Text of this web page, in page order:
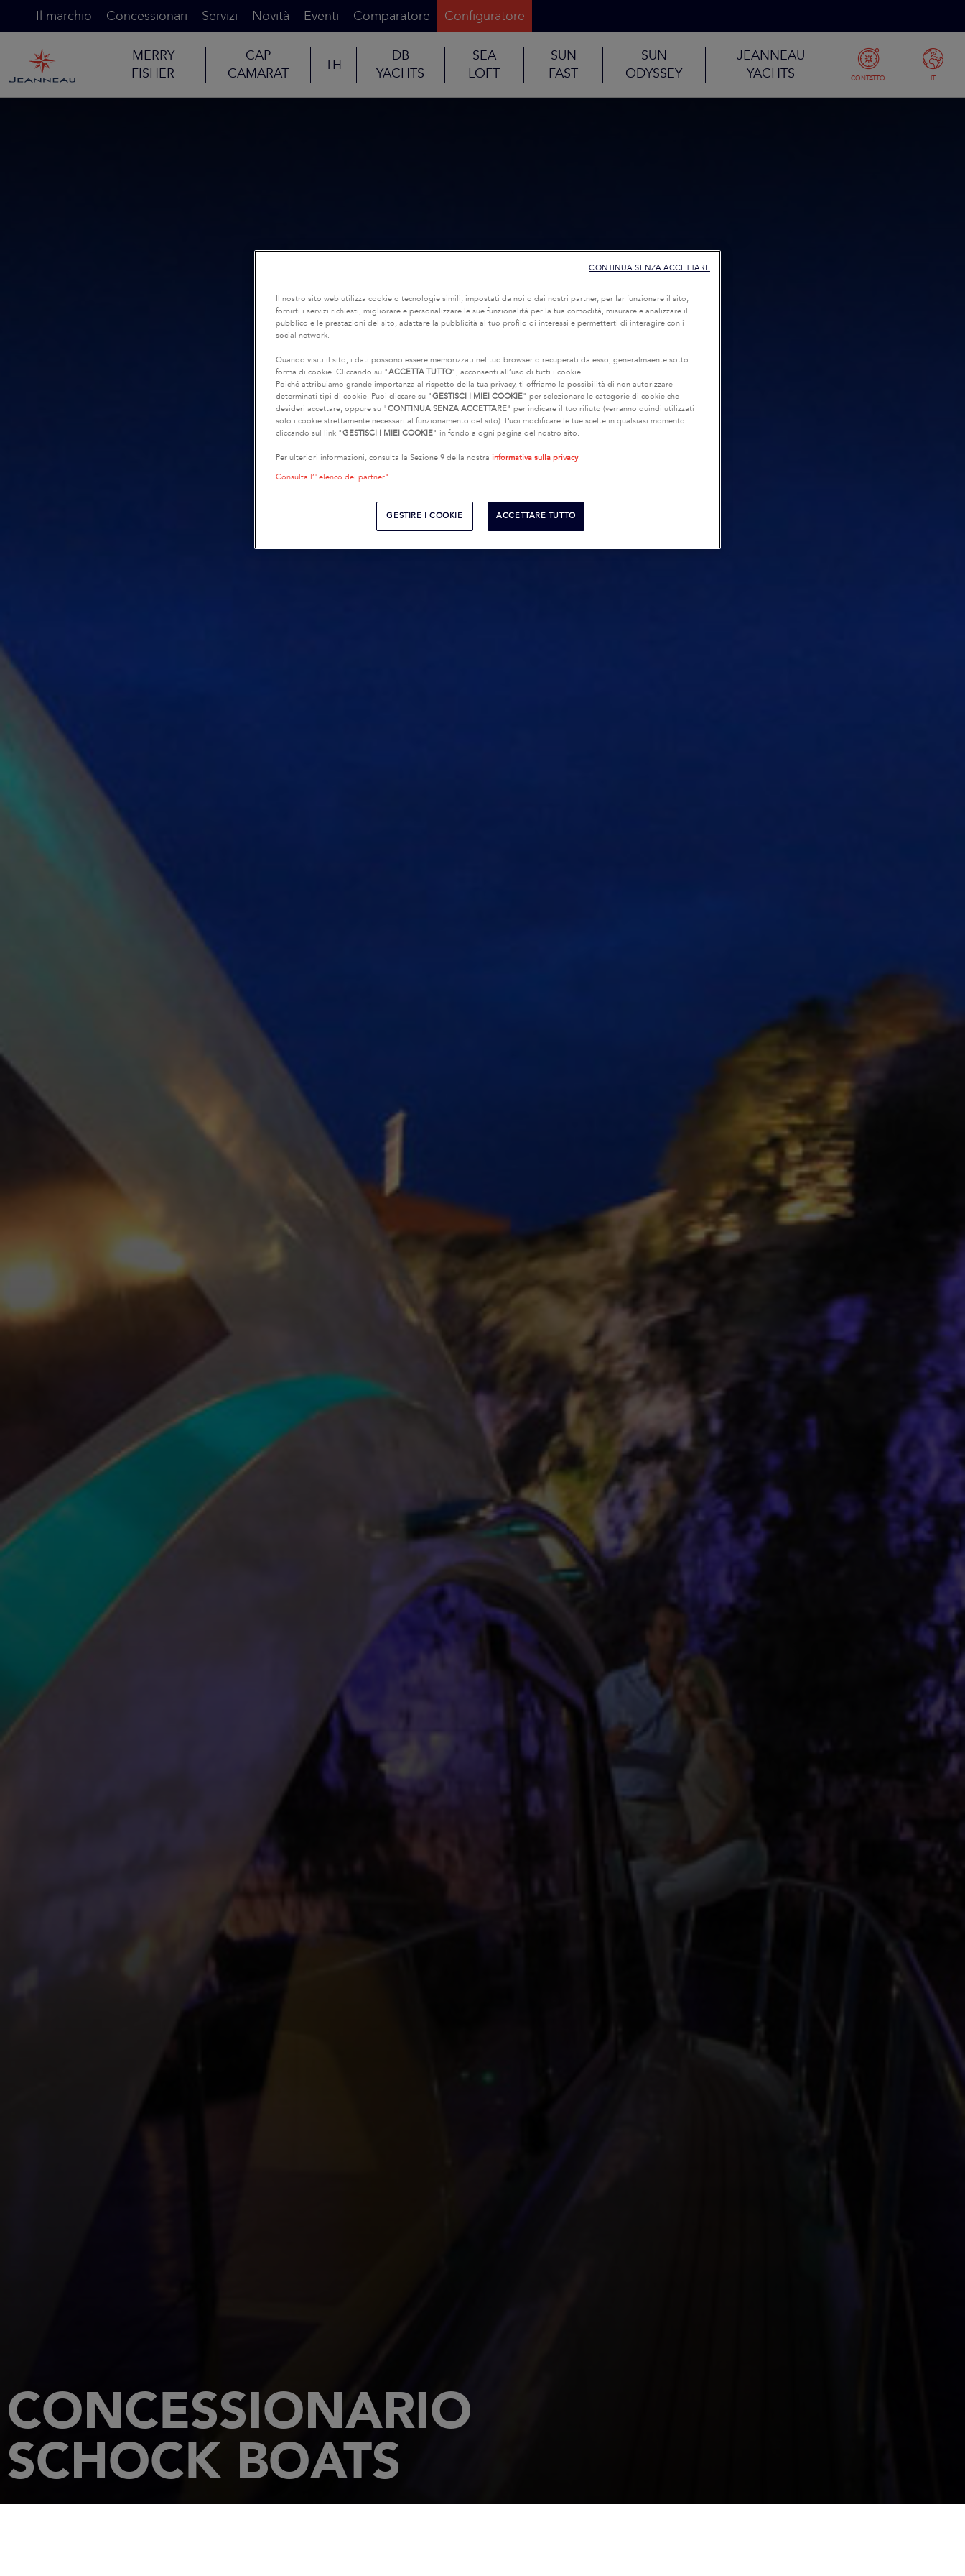
Il marchio Concessionari Servizi Novità Eventi Comparatore Configuratore
MERRY
FISHER
CAP
CAMARAT
TH
DB
YACHTS
SEA
LOFT
SUN
FAST
SUN
ODYSSEY
JEANNEAU
YACHTS
CONTATTO IT
CONCESSIONARIO
SCHOCK BOATS
Il nostro sito web utilizza cookie o tecnologie simili, impostati da noi o dai nostri partner, per far funzionare il sito,
fornirti i servizi richiesti, migliorare e personalizzare le sue funzionalità per la tua comodità, misurare e analizzare il
pubblico e le prestazioni del sito, adattare la pubblicità al tuo profilo di interessi e permetterti di interagire con i
social network.
Quando visiti il sito, i dati possono essere memorizzati nel tuo browser o recuperati da esso, generalmaente sotto
forma di cookie. Cliccando su "ACCETTA TUTTO", acconsenti all’uso di tutti i cookie.
Poiché attribuiamo grande importanza al rispetto della tua privacy, ti offriamo la possibilità di non autorizzare
determinati tipi di cookie. Puoi cliccare su "GESTISCI I MIEI COOKIE" per selezionare le categorie di cookie che
desideri accettare, oppure su "CONTINUA SENZA ACCETTARE" per indicare il tuo rifiuto (verranno quindi utilizzati
solo i cookie strettamente necessari al funzionamento del sito). Puoi modificare le tue scelte in qualsiasi momento
cliccando sul link "GESTISCI I MIEI COOKIE" in fondo a ogni pagina del nostro sito.
Per ulteriori informazioni, consulta la Sezione 9 della nostra informativa sulla privacy.
Consulta l’"elenco dei partner"
GESTIRE I COOKIE ACCETTARE TUTTO
CONTINUA SENZA ACCETTARE